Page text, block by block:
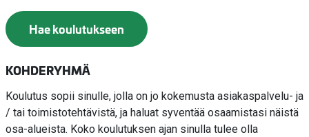
Hae koulutukseen
KOHDERYHMÄ
Koulutus sopii sinulle, jolla on jo kokemusta asiakaspalvelu- ja
/ tai toimistotehtävistä, ja haluat syventää osaamistasi näistä
osa-alueista. Koko koulutuksen ajan sinulla tulee olla